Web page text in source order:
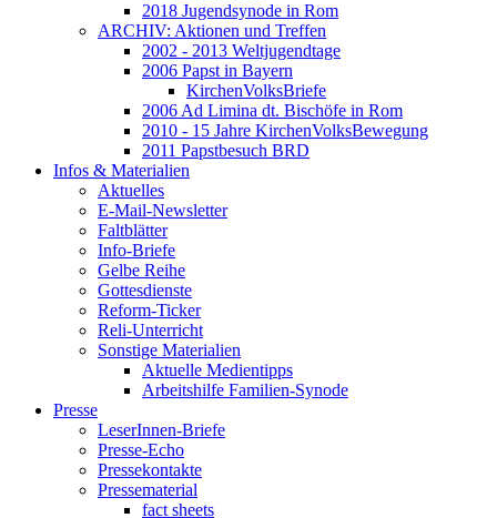
2018 Jugendsynode in Rom
ARCHIV: Aktionen und Treffen
2002 - 2013 Weltjugendtage
2006 Papst in Bayern
KirchenVolksBriefe
2006 Ad Limina dt. Bischöfe in Rom
2010 - 15 Jahre KirchenVolksBewegung
2011 Papstbesuch BRD
Infos & Materialien
Aktuelles
E-Mail-Newsletter
Faltblätter
Info-Briefe
Gelbe Reihe
Gottesdienste
Reform-Ticker
Reli-Unterricht
Sonstige Materialien
Aktuelle Medientipps
Arbeitshilfe Familien-Synode
Presse
LeserInnen-Briefe
Presse-Echo
Pressekontakte
Pressematerial
fact sheets